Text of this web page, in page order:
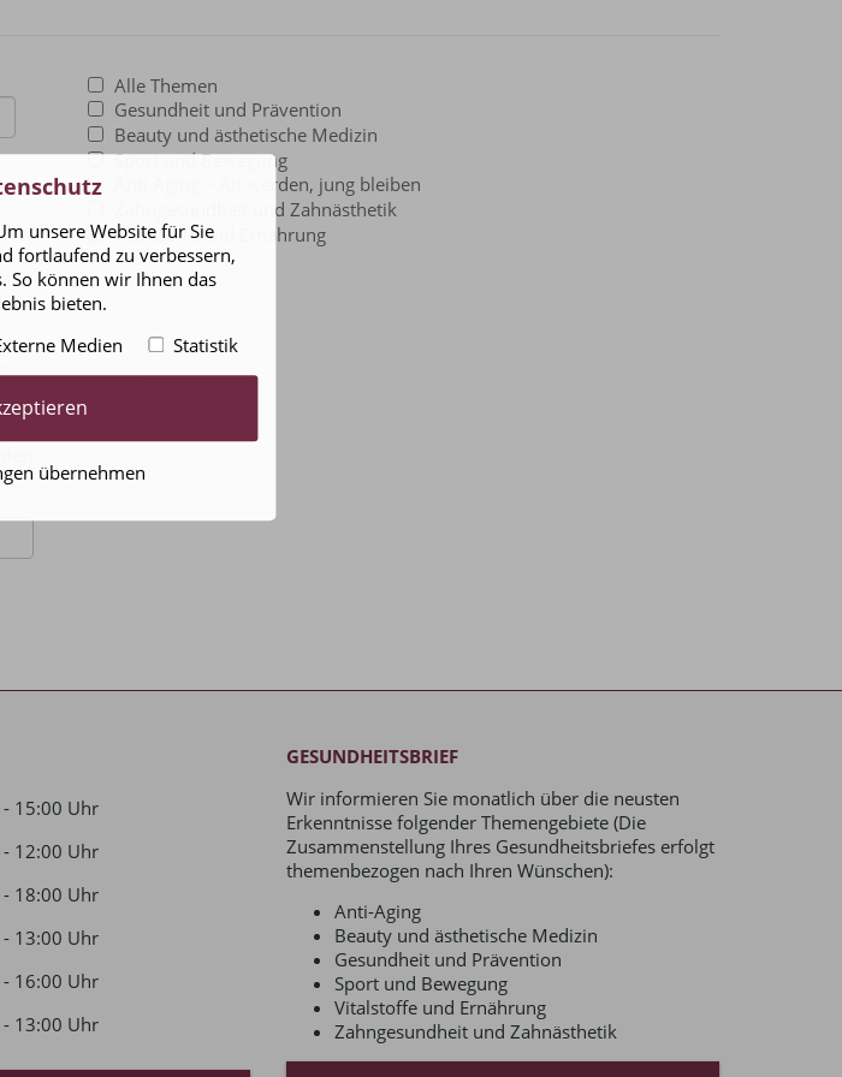
Alle Themen
Gesundheit und Prävention
Beauty und ästhetische Medizin
Sport und Bewegung
Anti Aging – Alt werden, jung bleiben
Zahngesundheit und Zahnästhetik
Vitalstoffe und Ernährung
15:00 Uhr
12:00 Uhr
18:00 Uhr
13:00 Uhr
16:00 Uhr
13:00 Uhr
GESUNDHEITSBRIEF
Wir informieren Sie monatlich über die neusten
Erkenntnisse folgender Themengebiete (Die
Zusammenstellung Ihres Gesundheitsbriefes erfolgt
themenbezogen nach Ihren Wünschen):
Anti-Aging
Beauty und ästhetische Medizin
Gesundheit und Prävention
Sport und Bewegung
Vitalstoffe und Ernährung
Zahngesundheit und Zahnästhetik
unsere Website für Sie
fortlaufend zu verbessern,
So können wir Ihnen das
bieten.
Medien Statistik
übernehmen